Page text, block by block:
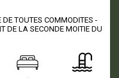
TOUTES COMMODITES -
DE LA SECONDE MOITIE DU